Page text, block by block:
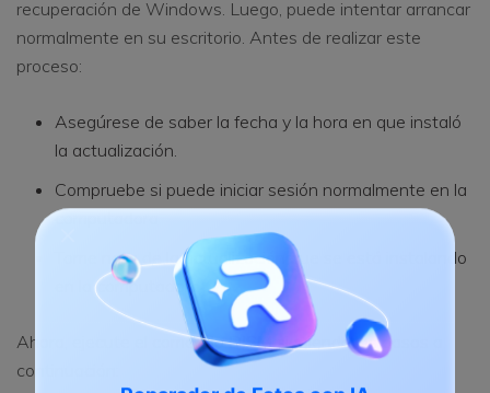
recuperación de Windows. Luego, puede intentar arrancar
normalmente en su escritorio. Antes de realizar este
proceso:
Asegúrese de saber la fecha y la hora en que instaló
la actualización.
Compruebe si puede iniciar sesión normalmente en la
computadora
Tome nota de la actualización que se está instalando
en la computadora
Ahora, ejecute el comando DISM siguiendo los pasos a
continuación: